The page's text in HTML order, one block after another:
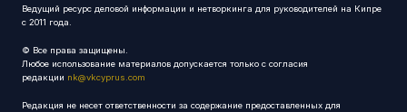
Ведущий ресурс деловой информации и нетворкинга для руководителей на Кипре
с 2011 года.
© Все права защищены.
Любое использование материалов допускается только с согласия
редакции nk@vkcyprus.com
Редакция не несет ответственности за содержание предоставленных для